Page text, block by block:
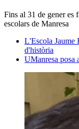
Fins al 31 de gener es
escolars de Manresa
L'Escola Jaume
d'història
UManresa posa